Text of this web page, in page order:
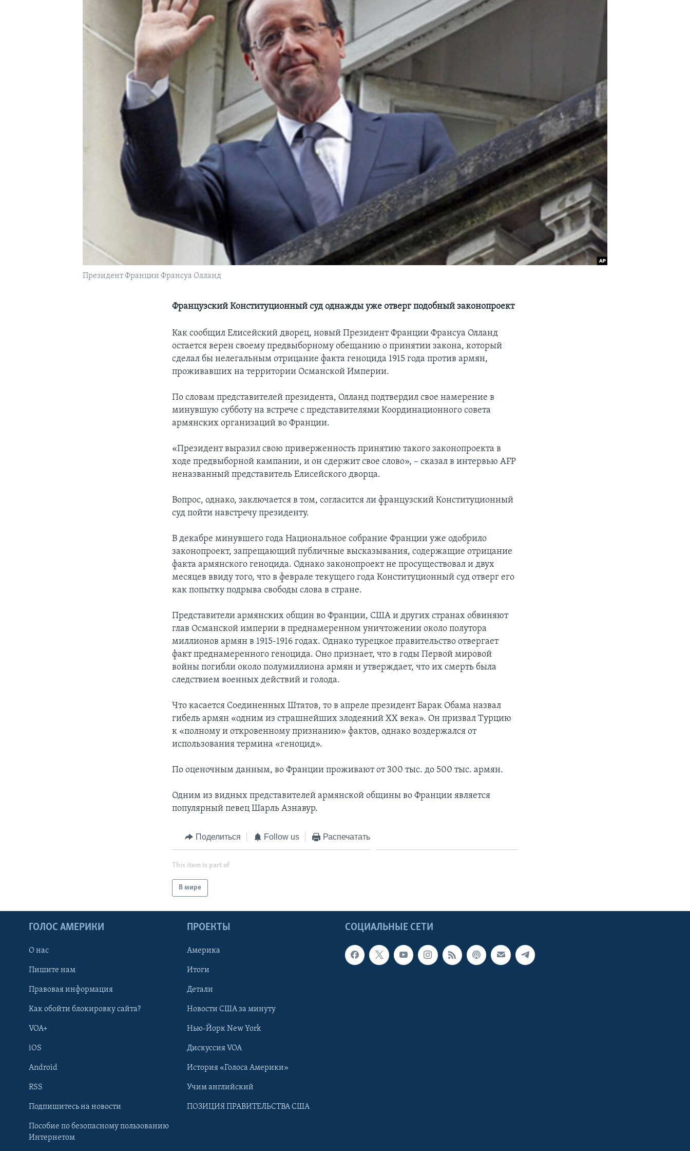
Learning English
Президент Франции Франсуа Олланд
Французский Конституционный суд однажды уже отверг подобный законопроект
Как сообщил Елисейский дворец, новый Президент Франции Франсуа Олланд
остается верен своему предвыборному обещанию о принятии закона, который
сделал бы нелегальным отрицание факта геноцида 1915 года против армян,
проживавших на территории Османской Империи.
По словам представителей президента, Олланд подтвердил свое намерение в
минувшую субботу на встрече с представителями Координационного совета
армянских организаций во Франции.
«Президент выразил свою приверженность принятию такого законопроекта в
ходе предвыборной кампании, и он сдержит свое слово», – сказал в интервью АFP
неназванный представитель Елисейского дворца.
Вопрос, однако, заключается в том, согласится ли французский Конституционный
суд пойти навстречу президенту.
В декабре минувшего года Национальное собрание Франции уже одобрило
законопроект, запрещающий публичные высказывания, содержащие отрицание
факта армянского геноцида. Однако законопроект не просуществовал и двух
месяцев ввиду того, что в феврале текущего года Конституционный суд отверг его
как попытку подрыва свободы слова в стране.
Представители армянских общин во Франции, США и других странах обвиняют
глав Османской империи в преднамеренном уничтожении около полутора
миллионов армян в 1915-1916 годах. Однако турецкое правительство отвергает
факт преднамеренного геноцида. Оно признает, что в годы Первой мировой
войны погибли около полумиллиона армян и утверждает, что их смерть была
следствием военных действий и голода.
Что касается Соединенных Штатов, то в апреле президент Барак Обама назвал
гибель армян «одним из страшнейших злодеяний ХХ века». Он призвал Турцию
к «полному и откровенному признанию» фактов, однако воздержался от
использования термина «геноцид».
По оценочным данным, во Франции проживают от 300 тыс. до 500 тыс. армян.
Одним из видных представителей армянской общины во Франции является
популярный певец Шарль Азнавур.
Поделиться Follow us Распечатать
This item is part of
В мире
СОЦИАЛЬНЫЕ СЕТИ
ГОЛОС АМЕРИКИ
О нас
Пишите нам
Правовая информация
Как обойти блокировку сайта?
VOA+
iOS
Android
RSS
Подпишитесь на новости
Пособие по безопасному пользованию
Интернетом
ПРОЕКТЫ
Америка
Итоги
Детали
Новости США за минуту
Нью-Йорк New York
Дискуссия VOA
История «Голоса Америки»
Учим английский
ПОЗИЦИЯ ПРАВИТЕЛЬСТВА США